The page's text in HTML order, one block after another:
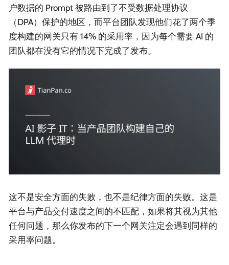
户数据的 Prompt 被路由到了不受数据处理协议
（DPA）保护的地区，而平台团队发现他们花了两个季
度构建的网关只有 14% 的采用率，因为每个需要 AI 的
团队都在没有它的情况下完成了发布。
这不是安全方面的失败，也不是纪律方面的失败。这是
平台与产品交付速度之间的不匹配，如果将其视为其他
任何问题，那么你发布的下一个网关注定会遇到同样的
采用率问题。